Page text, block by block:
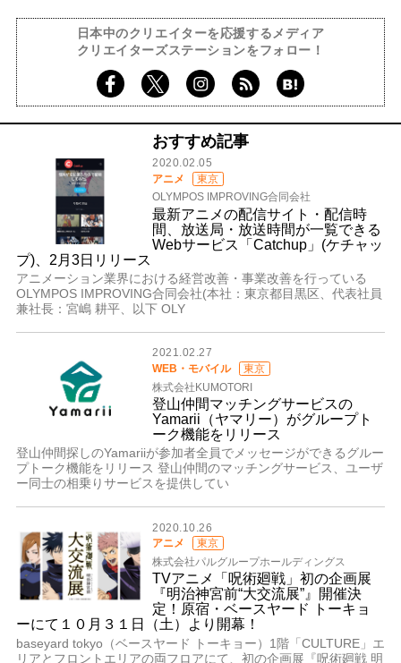
日本中のクリエイターを応援するメディア
クリエイターズステーションをフォロー！
おすすめ記事
2020.02.05
アニメ
東京
OLYMPOS IMPROVING合同会社
最新アニメの配信サイト・配信時
間、放送局・放送時間が一覧できる
Webサービス「Catchup」(ケチャッ
プ)、2月3日リリース
アニメーション業界における経営改善・事業改善を行っている
OLYMPOS IMPROVING合同会社(本社：東京都目黒区、代表社員
兼社長：宮嶋 耕平、以下 OLY
2021.02.27
WEB・モバイル
東京
株式会社KUMOTORI
登山仲間マッチングサービスの
Yamarii（ヤマリー）がグループト
ーク機能をリリース
登山仲間探しのYamariiが参加者全員でメッセージができるグルー
プトーク機能をリリース 登山仲間のマッチングサービス、ユーザ
ー同士の相乗りサービスを提供してい
2020.10.26
アニメ
東京
株式会社パルグループホールディングス
TVアニメ「呪術廻戦」初の企画展
『明治神宮前“大交流展”』開催決
定！原宿・ベースヤード トーキョ
ーにて１０月３１日（土）より開幕！
baseyard tokyo（ベースヤード トーキョー）1階「CULTURE」エ
リアとフロントエリアの両フロアにて、初の企画展『呪術廻戦 明